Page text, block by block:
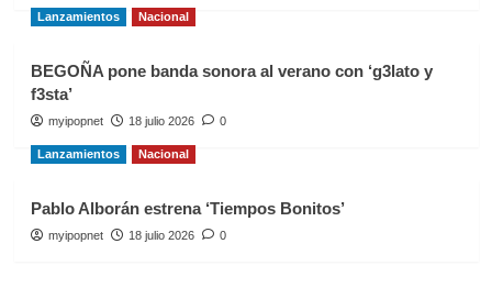
Lanzamientos Nacional
BEGOÑA pone banda sonora al verano con ‘g3lato y
f3sta’
myipopnet 18 julio 2026 0
Lanzamientos Nacional
Pablo Alborán estrena ‘Tiempos Bonitos’
myipopnet 18 julio 2026 0